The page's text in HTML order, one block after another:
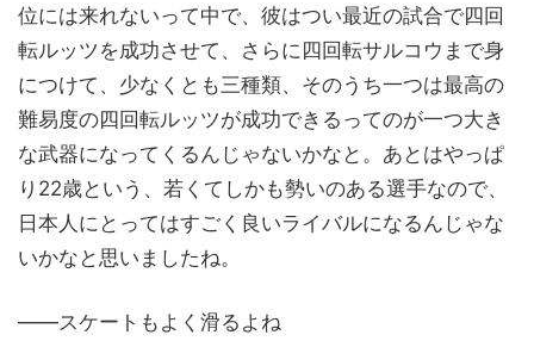
位には来れないって中で、彼はつい最近の試合で四回
転ルッツを成功させて、さらに四回転サルコウまで身
につけて、少なくとも三種類、そのうち一つは最高の
難易度の四回転ルッツが成功できるってのが一つ大き
な武器になってくるんじゃないかなと。あとはやっぱ
り22歳という、若くてしかも勢いのある選手なので、
日本人にとってはすごく良いライバルになるんじゃな
いかなと思いましたね。
——スケートもよく滑るよね